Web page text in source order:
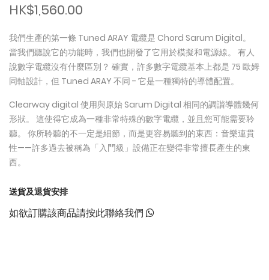
HK$1,560.00
我們生產的第一條 Tuned ARAY 電纜是 Chord Sarum Digital。
當我們聽說它的功能時，我們也開發了它用於模擬和電源線。 有人
說數字電纜沒有什麼區別？ 確實，許多數字電纜基本上都是 75 歐姆
同軸設計，但 Tuned ARAY 不同 - 它是一種獨特的導體配置。
Clearway digital 使用與原始 Sarum Digital 相同的調諧導體幾何
形狀。 這使得它成為一種非常特殊的數字電纜，並且您可能需要聆
聽。 你所聆聽的不一定是細節，而是更容易聽到的東西：音樂連貫
性——許多過去被稱為「入門級」設備正在變得非常擅長產生的東
西。
送貨及退貨安排
如欲訂購該商品請按此聯絡我們